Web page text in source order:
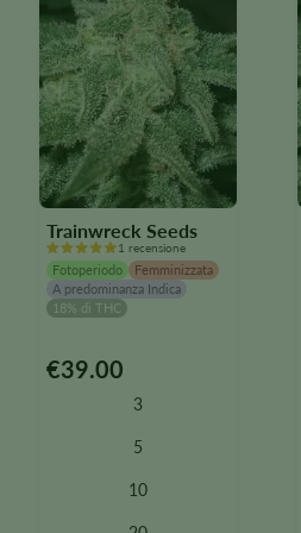
pagina
del
prodotto
Trainwreck Seeds
1 recensione
Fotoperiodo
Femminizzata
A predominanza Indica
18% di THC
€39.00
3
5
10
Questo